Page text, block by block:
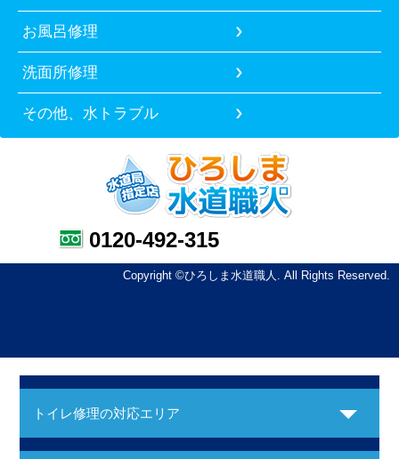
お風呂修理
洗面所修理
その他、水トラブル
0120-492-315
Copyright ©ひろしま水道職人. All Rights Reserved.
トイレ修理の対応エリア